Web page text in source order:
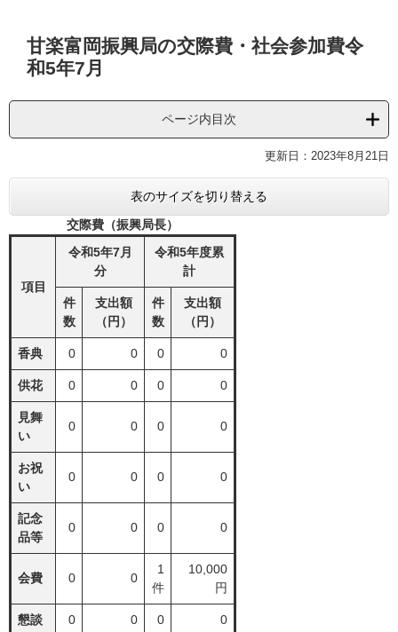
甘楽富岡振興局の交際費・社会参加費令
和5年7月
ページ内目次
更新日：2023年8月21日
表のサイズを切り替える
交際費（振興局長）
項目
令和5年7月
分
令和5年度累
計
件
数
支出額
（円）
件
数
支出額
（円）
香典 0 0 0 0
供花 0 0 0 0
見舞
い
0 0 0 0
お祝
い
0 0 0 0
記念
品等
0 0 0 0
会費 0 0
1
件
10,000
円
懇談 0 0 0 0